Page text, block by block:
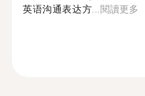
英语沟通表达方...閱讀更多